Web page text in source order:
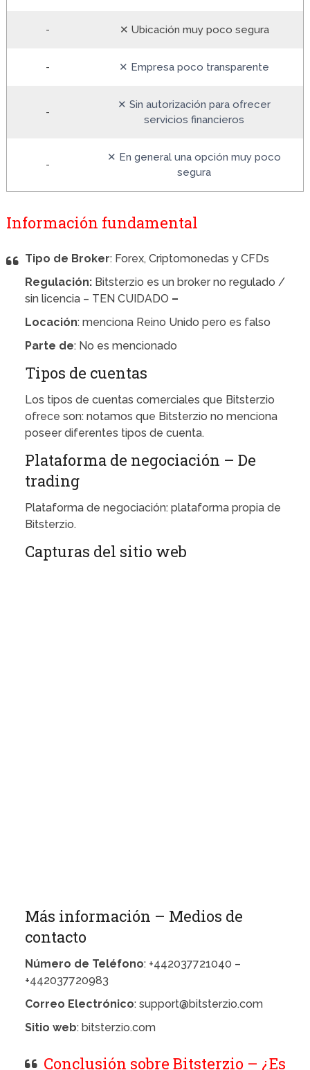
- ✕ Ubicación muy poco segura
- ✕ Empresa poco transparente
-
✕ Sin autorización para ofrecer
servicios financieros
-
✕ En general una opción muy poco
segura
Información fundamental
Tipo de Broker: Forex, Criptomonedas y CFDs
Regulación:Bitsterzio es un broker no regulado /
sin licencia – TEN CUIDADO –
Locación: menciona Reino Unido pero es falso
Parte de: No es mencionado
Tipos de cuentas
Los tipos de cuentas comerciales que Bitsterzio
ofrece son: notamos que Bitsterzio no menciona
poseer diferentes tipos de cuenta.
Plataforma de negociación – De
trading
Plataforma de negociación: plataforma propia de
Bitsterzio.
Capturas del sitio web
Más información – Medios de
contacto
Número de Teléfono: +442037721040 –
+442037720983
Correo Electrónico: support@bitsterzio.com
Sitio web: bitsterzio.com
Conclusión sobre Bitsterzio – ¿Es